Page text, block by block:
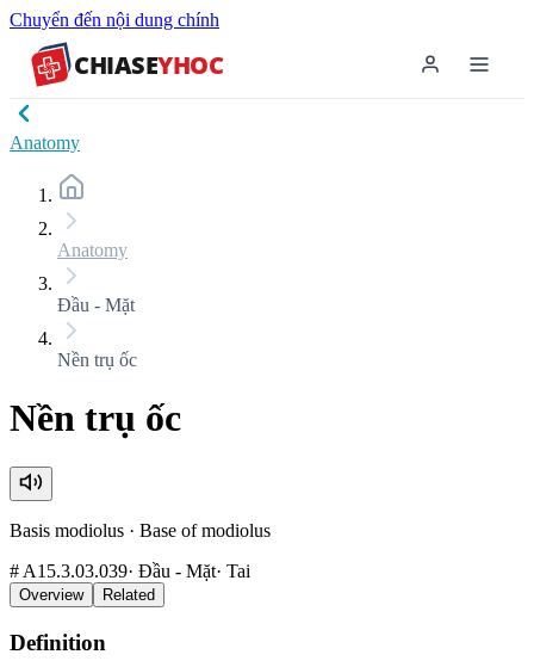
Chuyển đến nội dung chính
CHIASEYHOC
Anatomy
Anatomy
Đầu - Mặt
Nền trụ ốc
Nền trụ ốc
Basis modiolus · Base of modiolus
# A15.3.03.039· Đầu - Mặt· Tai
Overview Related
Definition